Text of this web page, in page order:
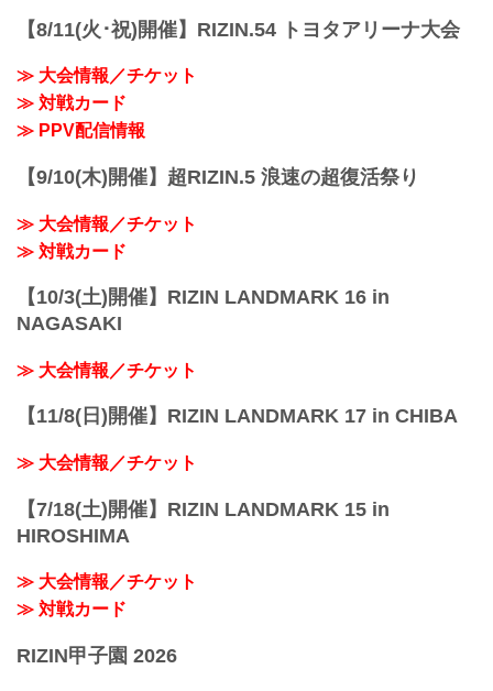
きな配信サービスでYogibo presents
【8/11(火･祝)開催】RIZIN.54 トヨタアリーナ大会
≫ 大会情報／チケット
≫ 対戦カード
≫ PPV配信情報
【9/10(木)開催】超RIZIN.5 浪速の超復活祭り
≫ 大会情報／チケット
≫ 対戦カード
【10/3(土)開催】RIZIN LANDMARK 16 in
NAGASAKI
≫ 大会情報／チケット
【11/8(日)開催】RIZIN LANDMARK 17 in CHIBA
≫ 大会情報／チケット
【7/18(土)開催】RIZIN LANDMARK 15 in
HIROSHIMA
≫ 大会情報／チケット
≫ 対戦カード
RIZIN甲子園 2026